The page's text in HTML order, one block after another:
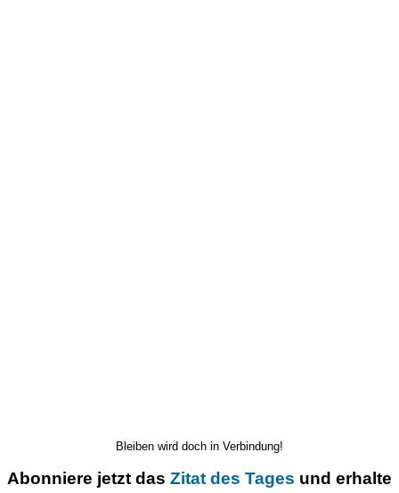
Bleiben wird doch in Verbindung!
Abonniere jetzt das Zitat des Tages und erhalte